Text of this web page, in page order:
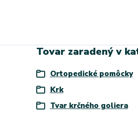
Tovar zaradený v
Ortopedické pomôcky
Krk
Tvar krčného goliera